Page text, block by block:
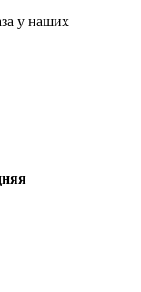
у наших